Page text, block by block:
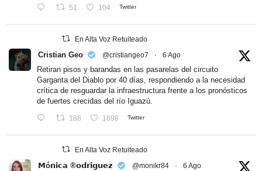
51 104 Twitter
En Alta Voz Retuiteado
Cristian Geo @cristiangeo7 · 6 Ago
Retiran pisos y barandas en las pasarelas del circuito
Garganta del Diablo por 40 días, respondiendo a la necesidad
crítica de resguardar la infraestructura frente a los pronósticos
de fuertes crecidas del río Iguazú.
188 1698 Twitter
En Alta Voz Retuiteado
𝗠ó𝗻𝗶𝗰𝗮 ®𝗼𝗱𝗿𝗶𝗴𝘂𝗲𝘇 @monikr84 · 6 Ago